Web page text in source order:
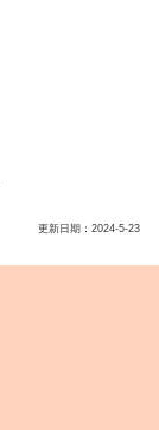
更新日期：2024-5-23